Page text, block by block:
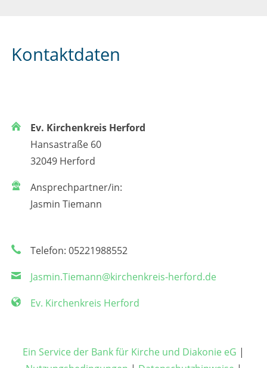
Kontaktdaten
Ev. Kirchenkreis Herford
Hansastraße 60
32049 Herford
Ansprechpartner/in:
Jasmin Tiemann
Telefon: 05221988552
Jasmin.Tiemann@kirchenkreis-herford.de
Ev. Kirchenkreis Herford
Ein Service der Bank für Kirche und Diakonie eG |